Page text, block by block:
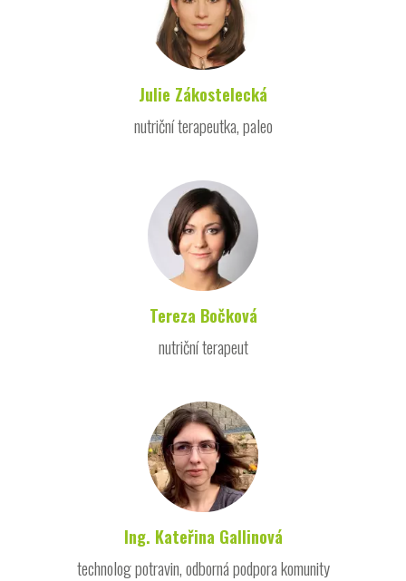
Julie Zákostelecká
nutriční terapeutka, paleo
Tereza Bočková
nutriční terapeut
Ing. Kateřina Gallinová
technolog potravin, odborná podpora komunity